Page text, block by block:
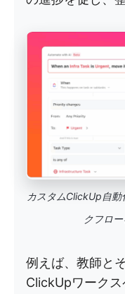
カスタムClickUp自
クフロ
例えば、教師と
ClickUpワーク